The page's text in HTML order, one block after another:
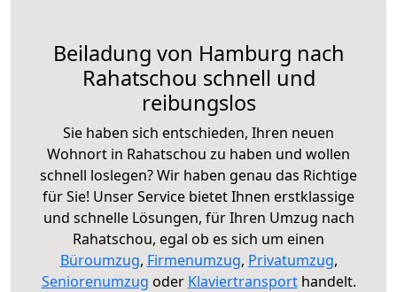
Beiladung von Hamburg nach
Rahatschou schnell und
reibungslos
Sie haben sich entschieden, Ihren neuen
Wohnort in Rahatschou zu haben und wollen
schnell loslegen? Wir haben genau das Richtige
für Sie! Unser Service bietet Ihnen erstklassige
und schnelle Lösungen, für Ihren Umzug nach
Rahatschou, egal ob es sich um einen
Büroumzug, Firmenumzug, Privatumzug,
Seniorenumzug oder Klaviertransporthandelt.